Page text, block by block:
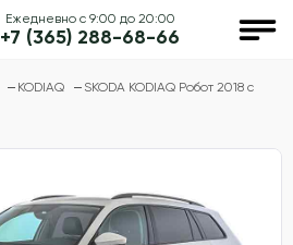
Ежедневно с 9:00 до 20:00
+7 (365) 288-68-66
KODIAQ
SKODA KODIAQ Робот 2018 с